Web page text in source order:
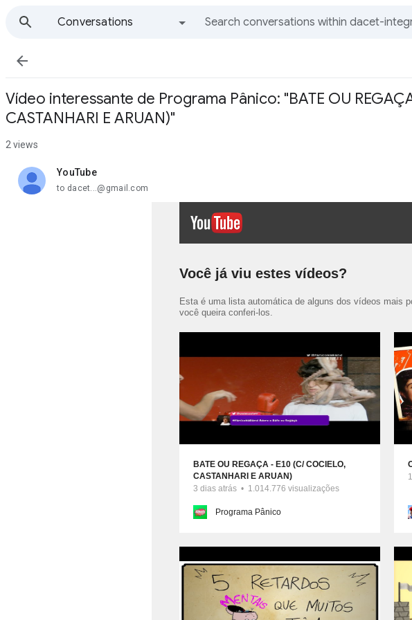
Conversations

Vídeo interessante de Programa Pânico: "BATE OU
CASTANHARI E ARUAN)"
2 views
YouTube
unread,
to dacet...@gmail.com
Você já viu estes vídeos?
Esta é uma lista automática de alguns dos vídeos mais
você queira conferi-los.
BATE OU REGAÇA - E10 (C/ COCIELO,
CASTANHARI E ARUAN)
3 dias atrás • 1.014.776 visualizações
Programa Pânico